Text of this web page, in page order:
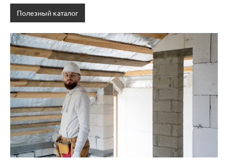
Полезный каталог